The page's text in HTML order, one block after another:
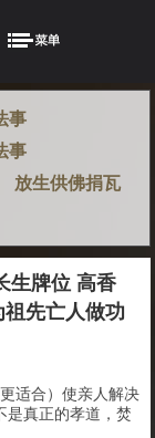
事
事
放生供佛捐瓦
生牌位 高香
先亡人做功
适合）使亲人解决
是真正的孝道，焚